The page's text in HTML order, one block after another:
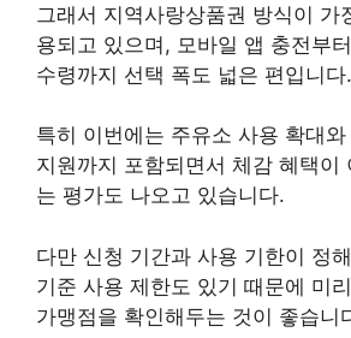
그래서 지역사랑상품권 방식이 가
용되고 있으며, 모바일 앱 충전부
수령까지 선택 폭도 넓은 편입니다.
특히 이번에는 주유소 사용 확대
지원까지 포함되면서 체감 혜택이
는 평가도 나오고 있습니다.
다만 신청 기간과 사용 기한이 정
기준 사용 제한도 있기 때문에 미
가맹점을 확인해두는 것이 좋습니